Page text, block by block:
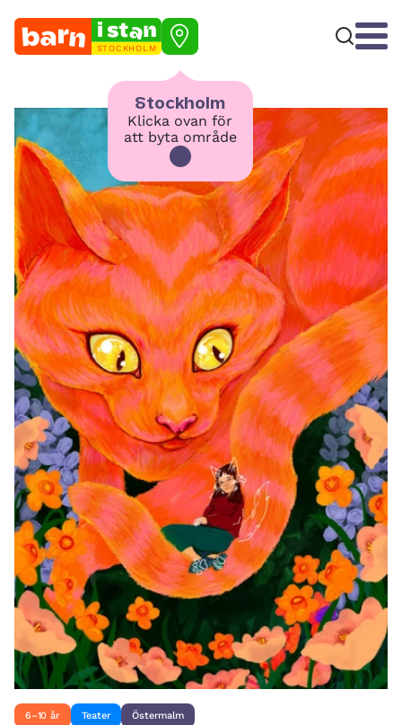
STOCKHOLM
Stockholm
Klicka ovan för
att byta område
6–10 år Teater Östermalm